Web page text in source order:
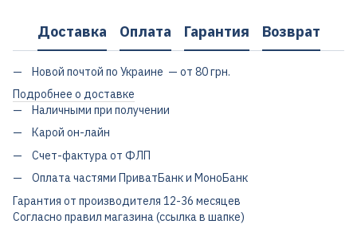
Доставка Оплата Гарантия Возврат
Новой почтой по Украине — от 80 грн.
Подробнее о доставке
Наличными при получении
Карой он-лайн
Счет-фактура от ФЛП
Оплата частями ПриватБанк и МоноБанк
Гарантия от производителя 12-36 месяцев
Согласно правил магазина (ссылка в шапке)